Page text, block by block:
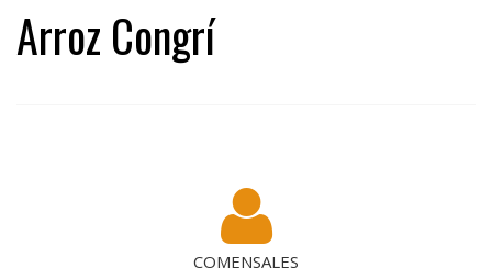
Arroz Congrí
COMENSALES